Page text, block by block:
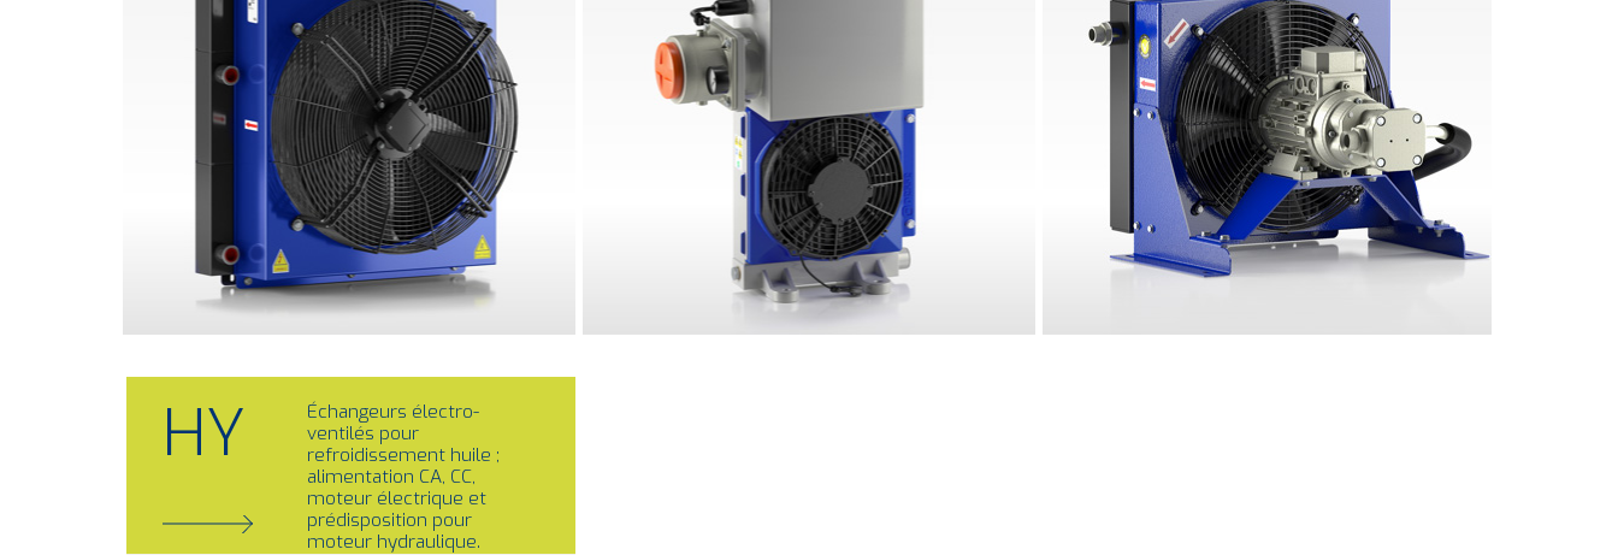
HY
Échangeurs électro-
ventilés pour
refroidissement huile ;
alimentation CA, CC,
moteur électrique et
prédisposition pour
moteur hydraulique.